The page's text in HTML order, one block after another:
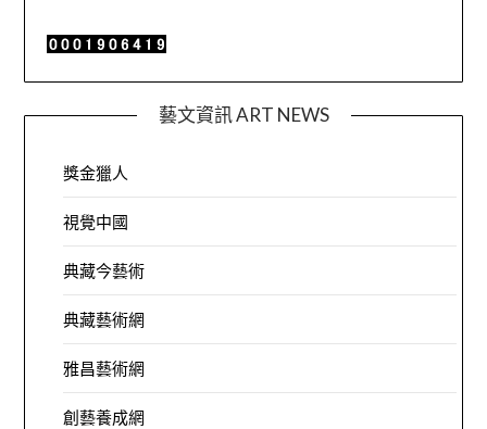
藝文資訊 ART NEWS
獎金獵人
視覺中國
典藏今藝術
典藏藝術網
雅昌藝術網
創藝養成網